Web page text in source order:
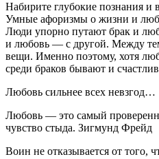
Набирите глубокие познания и
Умные афоризмы о жизни и
Люди упорно путают брак и
и любовь — с другой. Между
вещи. Именно поэтому, хотя
среди браков бывают и
Любовь сильнее всех невзгод…
Любовь — это самый
чувство стыда. Зигмунд Фрейд
Воин не отказывается от того,